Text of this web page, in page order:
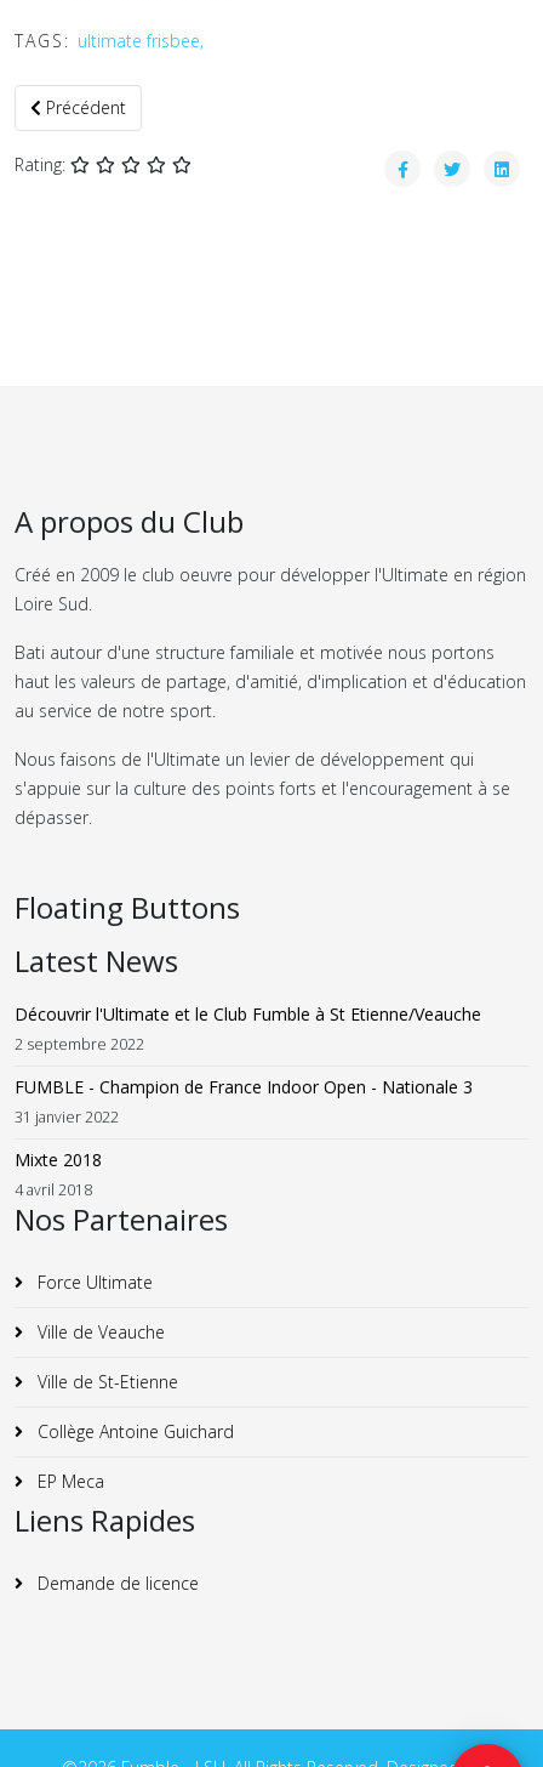
TAGS: ultimate frisbee,
Article précédent : Equipement à emporter en tournoi
Précédent
Rating:
A propos du Club
Créé en 2009 le club oeuvre pour développer l'Ultimate en région
Loire Sud.
Bati autour d'une structure familiale et motivée nous portons
haut les valeurs de partage, d'amitié, d'implication et d'éducation
au service de notre sport.
Nous faisons de l'Ultimate un levier de développement qui
s'appuie sur la culture des points forts et l'encouragement à se
dépasser.
Floating Buttons
Latest News
Découvrir l'Ultimate et le Club Fumble à St Etienne/Veauche
2 septembre 2022
FUMBLE - Champion de France Indoor Open - Nationale 3
31 janvier 2022
Mixte 2018
4 avril 2018
Nos Partenaires
Force Ultimate
Ville de Veauche
Ville de St-Etienne
Collège Antoine Guichard
EP Meca
Liens Rapides
Demande de licence